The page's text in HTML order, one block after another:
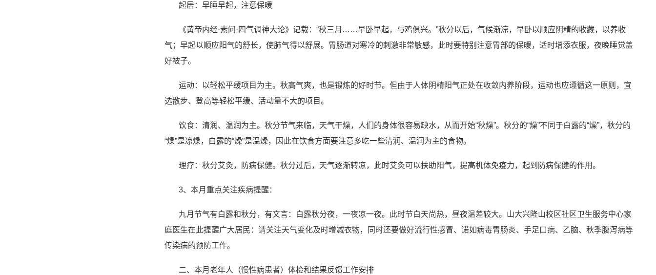
起居：早睡早起，注意保暖
《黄帝内经·素问·四气调神大论》记载：“秋三月……早卧早起，与鸡俱兴。”秋分以后，气候渐凉，早卧以顺应阴精的收藏，以养收
气；早起以顺应阳气的舒长，使肺气得以舒展。胃肠道对寒冷的刺激非常敏感，此时要特别注意胃部的保暖，适时增添衣服，夜晚睡觉盖
好被子。
运动：以轻松平缓项目为主。秋高气爽，也是锻炼的好时节。但由于人体阴精阳气正处在收敛内养阶段，运动也应遵循这一原则，宜
选散步、登高等轻松平缓、活动量不大的项目。
饮食：清润、温润为主。秋分节气来临，天气干燥，人们的身体很容易缺水，从而开始“秋燥”。秋分的“燥”不同于白露的“燥”，秋分的
“燥”是凉燥，白露的“燥”是温燥，因此在饮食方面要注意多吃一些清润、温润为主的食物。
理疗：秋分艾灸，防病保健。秋分过后，天气逐渐转凉，此时艾灸可以扶助阳气，提高机体免疫力，起到防病保健的作用。
3、本月重点关注疾病提醒：
九月节气有白露和秋分，有文言：白露秋分夜，一夜凉一夜。此时节白天尚热，昼夜温差较大。山大兴隆山校区社区卫生服务中心家
庭医生在此提醒广大居民：请关注天气变化及时增减衣物，同时还要做好流行性感冒、诺如病毒胃肠炎、手足口病、乙脑、秋季腹泻病等
传染病的预防工作。
二、本月老年人（慢性病患者）体检和结果反馈工作安排